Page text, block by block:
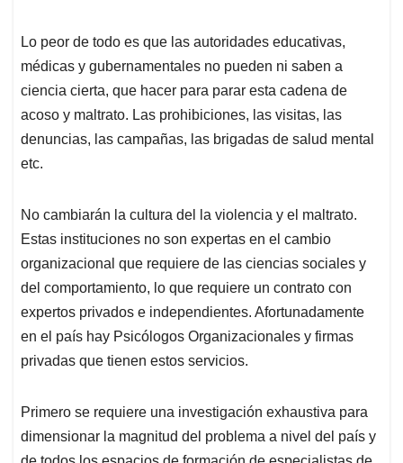
Lo peor de todo es que las autoridades educativas,
médicas y gubernamentales no pueden ni saben a
ciencia cierta, que hacer para parar esta cadena de
acoso y maltrato. Las prohibiciones, las visitas, las
denuncias, las campañas, las brigadas de salud mental
etc.
No cambiarán la cultura del la violencia y el maltrato.
Estas instituciones no son expertas en el cambio
organizacional que requiere de las ciencias sociales y
del comportamiento, lo que requiere un contrato con
expertos privados e independientes. Afortunadamente
en el país hay Psicólogos Organizacionales y firmas
privadas que tienen estos servicios.
Primero se requiere una investigación exhaustiva para
dimensionar la magnitud del problema a nivel del país y